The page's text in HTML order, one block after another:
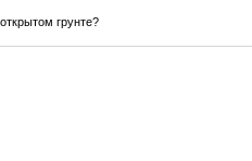
грунте?